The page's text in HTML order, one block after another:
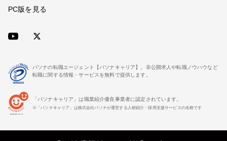
PC版を見る
パソナの転職エージェント【パソナキャリア】。非公開求人や転職ノウハウなど
転職に関する情報・サービスを無料で提供します。
「パソナキャリア」は職業紹介優良事業者に認定されています。
※「パソナキャリア」は株式会社パソナが運営する人材紹介・採用支援サービスの名称です